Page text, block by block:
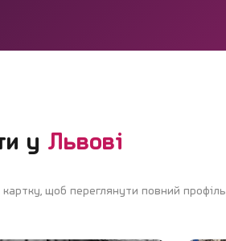
у Львові
щоб переглянути повний профіль